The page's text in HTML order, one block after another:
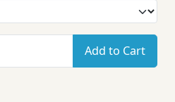
Add to Cart